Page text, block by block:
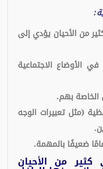
من الأحيان يؤدي إلى
الأوضاع الاجتماعية
الخاصة بهم.
(مثل تعبيرات الوجه
ضعيفًا بالمهمة.
كثير من الأحيان